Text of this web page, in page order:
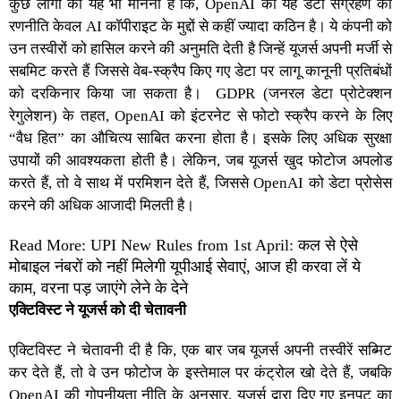
कुछ लोगों का यह भी मानना है कि, OpenAI की यह डेटा संग्रहण की
रणनीति केवल AI कॉपीराइट के मुद्दों से कहीं ज्यादा कठिन है। ये कंपनी को
उन तस्वीरों को हासिल करने की अनुमति देती है जिन्हें यूजर्स अपनी मर्जी से
सबमिट करते हैं जिससे वेब-स्क्रैप किए गए डेटा पर लागू कानूनी प्रतिबंधों
को दरकिनार किया जा सकता है। GDPR (जनरल डेटा प्रोटेक्शन
रेगुलेशन) के तहत, OpenAI को इंटरनेट से फोटो स्क्रैप करने के लिए
“वैध हित” का औचित्य साबित करना होता है। इसके लिए अधिक सुरक्षा
उपायों की आवश्यकता होती है। लेकिन, जब यूजर्स खुद फोटोज अपलोड
करते हैं, तो वे साथ में परम‍िशन देते हैं, जिससे OpenAI को डेटा प्रोसेस
करने की अधिक आजादी मिलती है।
Read More: UPI New Rules from 1st April: कल से ऐसे
मोबाइल नंबरों को नहीं मिलेगी यूपीआई सेवाएं, आज ही करवा लें ये
काम, वरना पड़ जाएंगे लेने के देने
एक्‍ट‍िव‍िस्‍ट ने यूजर्स को दी चेतावनी
एक्‍ट‍िव‍िस्‍ट ने चेतावनी दी है कि, एक बार जब यूजर्स अपनी तस्वीरें सब्मिट
कर देते हैं, तो वे उन फोटोज के इस्तेमाल पर कंट्रोल खो देते हैं, जबकि
OpenAI की गोपनीयता नीति के अनुसार, यूजर्स द्वारा दिए गए इनपुट का